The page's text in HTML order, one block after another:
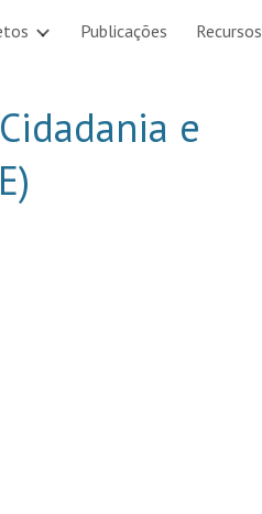
Publicações Recursos
e